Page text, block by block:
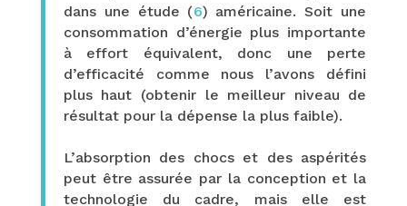
dans une étude (6) américaine. Soit une
consommation d’énergie plus importante
à effort équivalent, donc une perte
d’efficacité comme nous l’avons défini
plus haut (obtenir le meilleur niveau de
résultat pour la dépense la plus faible).
L’absorption des chocs et des aspérités
peut être assurée par la conception et la
technologie du cadre, mais elle est